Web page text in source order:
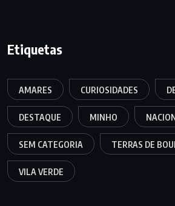
Etiquetas
AMARES CURIOSIDADES
DESTAQUE MINHO
SEM CATEGORIA TERRAS DE
VILA VERDE